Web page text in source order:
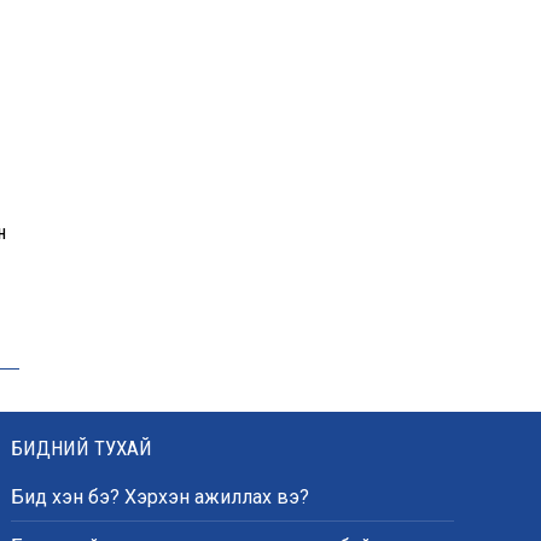
Бусадтай хэрүүл маргаан
БИДНИЙ ТУХАЙ
Бид хэн бэ? Хэрхэн ажиллах вэ?